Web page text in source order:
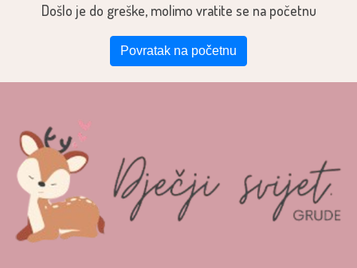
Došlo je do greške, molimo vratite se na početnu
Povratak na početnu